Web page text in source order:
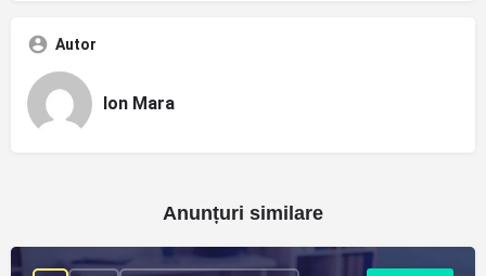
Autor
Ion Mara
Anunțuri similare